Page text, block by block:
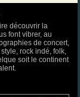
découvrir la
font vibrer, au
de concert,
rock indé, folk,
soit le continent